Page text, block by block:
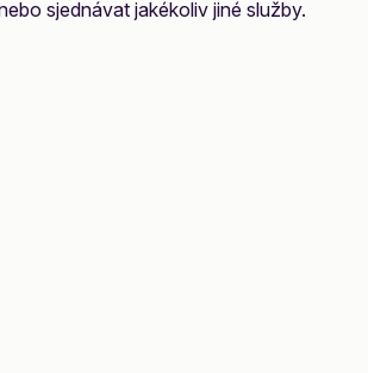
sjednávat jakékoliv jiné služby.